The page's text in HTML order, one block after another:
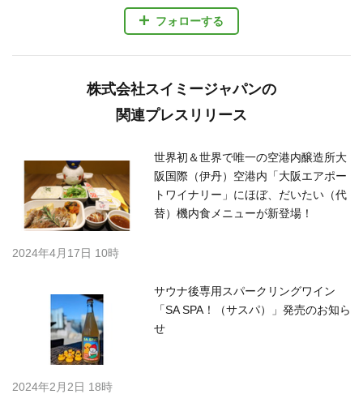
フォローする
株式会社スイミージャパンの
関連プレスリリース
世界初＆世界で唯⼀の空港内醸造所⼤
阪国際（伊丹）空港内「⼤阪エアポー
トワイナリー」にほぼ、だいたい（代
替）機内⾷メニューが新登場！
2024年4月17日 10時
サウナ後専用スパークリングワイン
「SA SPA！（サスパ）」発売のお知ら
せ
2024年2月2日 18時